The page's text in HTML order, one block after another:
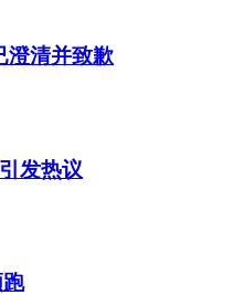
澄清并致歉
发热议